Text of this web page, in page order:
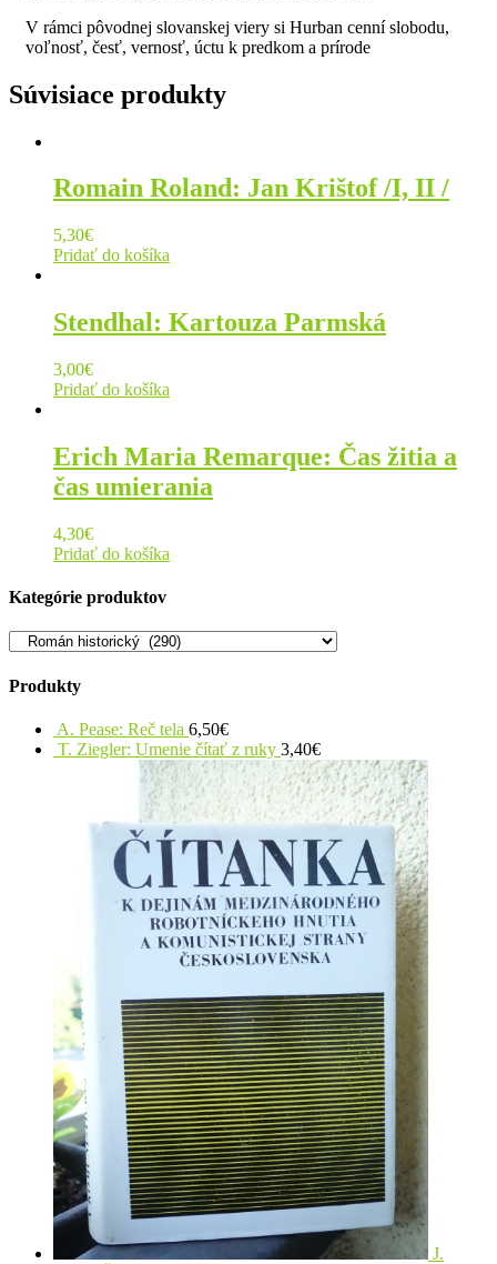
V rámci pôvodnej slovanskej viery si Hurban cenní slobodu,
voľnosť, česť, vernosť, úctu k predkom a prírode
Súvisiace produkty
Romain Roland: Jan Krištof /I, II /
5,30€
Pridať do košíka
Stendhal: Kartouza Parmská
3,00€
Pridať do košíka
Erich Maria Remarque: Čas žitia a
čas umierania
4,30€
Pridať do košíka
Kategórie produktov
Produkty
A. Pease: Reč tela 6,50€
T. Ziegler: Umenie čítať z ruky 3,40€
J.